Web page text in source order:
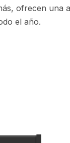
ofrecen una
el año.